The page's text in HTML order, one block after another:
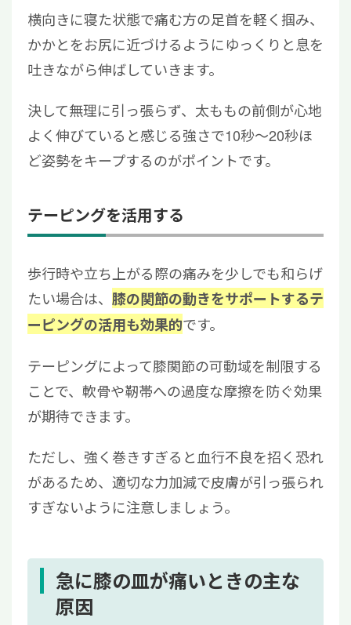
横向きに寝た状態で痛む方の足首を軽く掴み、
かかとをお尻に近づけるようにゆっくりと息を
吐きながら伸ばしていきます。
決して無理に引っ張らず、太ももの前側が心地
よく伸びていると感じる強さで10秒〜20秒ほ
ど姿勢をキープするのがポイントです。
テーピングを活用する
歩行時や立ち上がる際の痛みを少しでも和らげ
たい場合は、 膝の関節の動きをサポートするテ
ーピングの活用も効果的です。
テーピングによって膝関節の可動域を制限する
ことで、軟骨や靭帯への過度な摩擦を防ぐ効果
が期待できます。
ただし、強く巻きすぎると血行不良を招く恐れ
があるため、適切な力加減で皮膚が引っ張られ
すぎないように注意しましょう。
急に膝の皿が痛いときの主な
原因